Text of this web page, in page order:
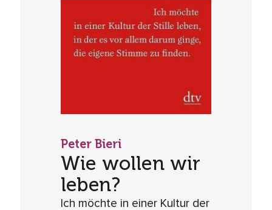
Peter Bieri
Wie wollen wir
leben?
Ich möchte in einer Kultur der